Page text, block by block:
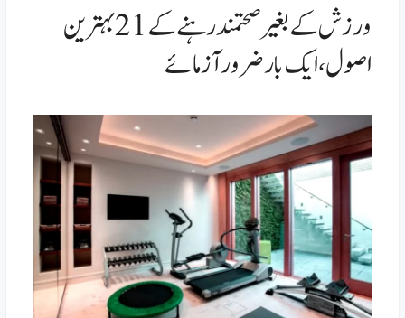
ورزش کے بغیر صحتمند رہنے کے 21 بہترین
اصول،ایک بار ضرور آزمائے